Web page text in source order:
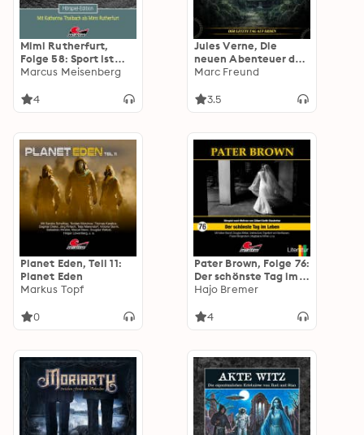
Mimi Rutherfurt,
Folge 58: Sport ist
Mord
Marcus Meisenberg
4
Jules Verne, Die
neuen Abenteuer des
Phileas Fogg, Folge
Erden
Marc Freund
3.5
Planet Eden, Teil 11:
Planet Eden
Markus Topf
0
Pater Brown, Folge 76:
Der schönste Tag im
Leben
Hajo Bremer
4